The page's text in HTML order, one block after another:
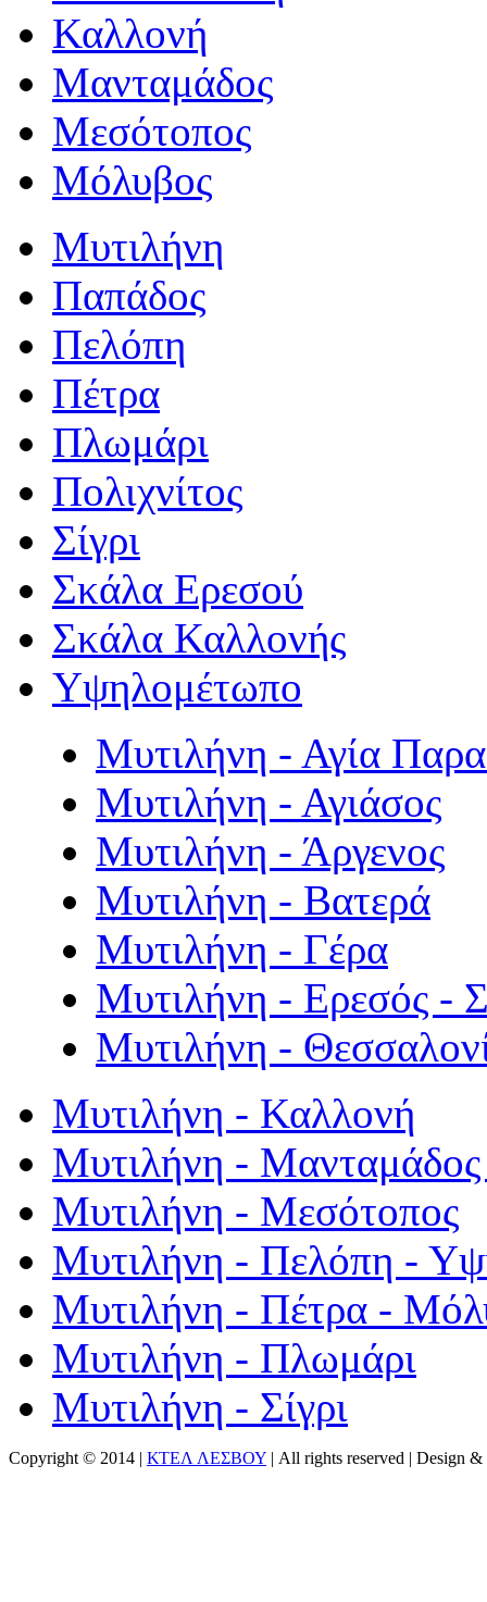
Καλλονή
Μανταμάδος
Μεσότοπος
Μόλυβος
Μυτιλήνη
Παπάδος
Πελόπη
Πέτρα
Πλωμάρι
Πολιχνίτος
Σίγρι
Σκάλα Ερεσού
Σκάλα Καλλονής
Υψηλομέτωπο
Μυτιλήνη - Αγία
Μυτιλήνη - Αγιάσος
Μυτιλήνη - Άργενος
Μυτιλήνη - Βατερά
Μυτιλήνη - Γέρα
Μυτιλήνη - Ερεσός -
Μυτιλήνη -
Μυτιλήνη - Καλλονή
Μυτιλήνη - Μανταμάδος
Μυτιλήνη - Μεσότοπος
Μυτιλήνη - Πελόπη -
Μυτιλήνη - Πέτρα -
Μυτιλήνη - Πλωμάρι
Μυτιλήνη - Σίγρι
Copyright © 2014 | ΚΤΕΛ ΛΕΣΒΟΥ | All rights reserved | Design &